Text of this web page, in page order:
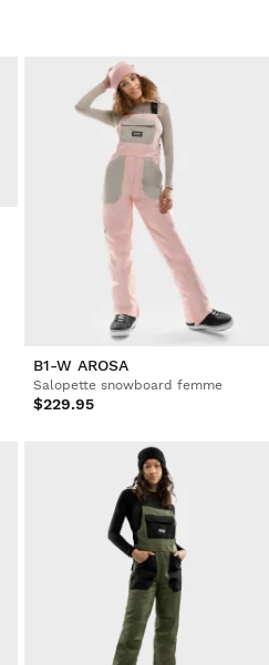
B1-W AROSA
Salopette snowboard femme
$229.95